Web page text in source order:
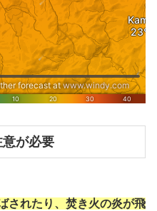
が必要
されたり、焚き火の炎が飛